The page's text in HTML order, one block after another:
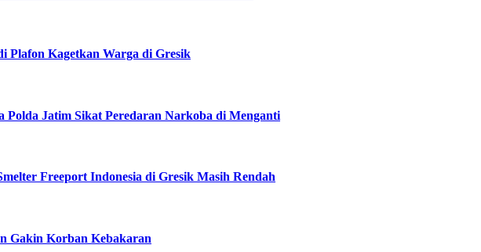
Plafon Kagetkan Warga di Gresik
Polda Jatim Sikat Peredaran Narkoba di Menganti
Freeport Indonesia di Gresik Masih Rendah
Gakin Korban Kebakaran